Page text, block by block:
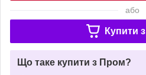
або
Купити з
Що таке купити з Пром?